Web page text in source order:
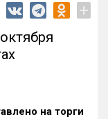
+
на торги